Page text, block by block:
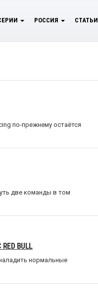
РОССИЯ СТАТЬИ
по-прежнему остаётся
две команды в том
BULL
нормальные